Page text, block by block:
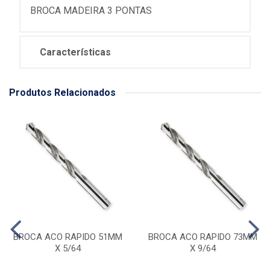
BROCA MADEIRA 3 PONTAS
Características
Produtos Relacionados
BROCA ACO RAPIDO 51MM
X 5/64
BROCA ACO RAPIDO 73MM
X 9/64